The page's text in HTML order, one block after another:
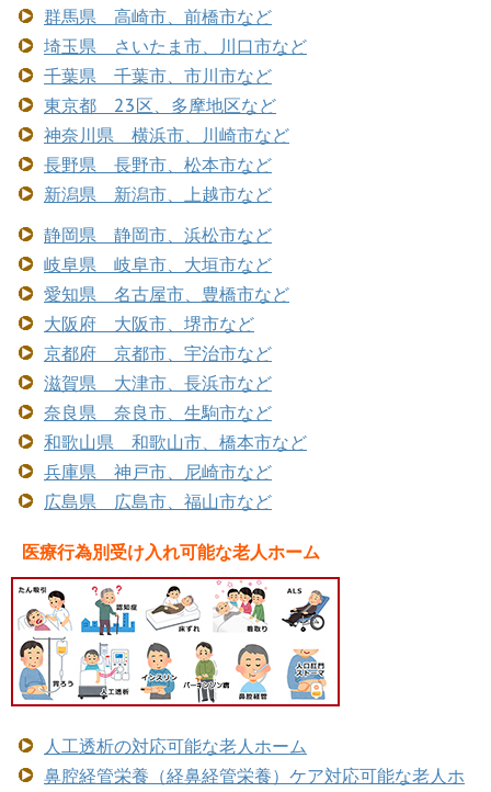
群馬県 高崎市、前橋市など
埼玉県 さいたま市、川口市など
千葉県 千葉市、市川市など
東京都 23区、多摩地区など
神奈川県 横浜市、川崎市など
長野県 長野市、松本市など
新潟県 新潟市、上越市など
静岡県 静岡市、浜松市など
岐阜県 岐阜市、大垣市など
愛知県 名古屋市、豊橋市など
大阪府 大阪市、堺市など
京都府 京都市、宇治市など
滋賀県 大津市、長浜市など
奈良県 奈良市、生駒市など
和歌山県 和歌山市、橋本市など
兵庫県 神戸市、尼崎市など
広島県 広島市、福山市など
医療行為別受け入れ可能な老人ホーム
人工透析の対応可能な老人ホーム
鼻腔経管栄養（経鼻経管栄養）ケア対応可能な老人ホ